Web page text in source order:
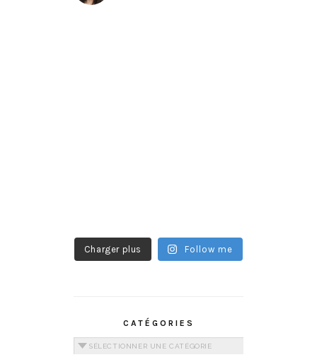
Charger plus Follow me
CATÉGORIES
Catégories